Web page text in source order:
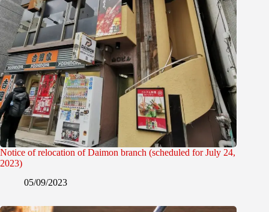
Notice of relocation of Daimon branch (scheduled for July 24,
2023)
05/09/2023